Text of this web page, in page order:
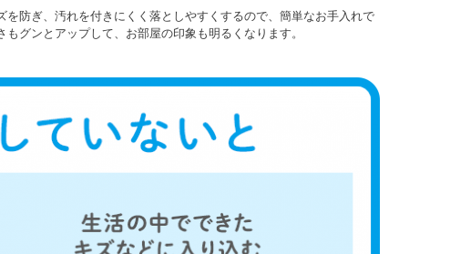
防ぎ、汚れを付きにくく落としやすくするので、簡単なお手入れで
グンとアップして、お部屋の印象も明るくなります。